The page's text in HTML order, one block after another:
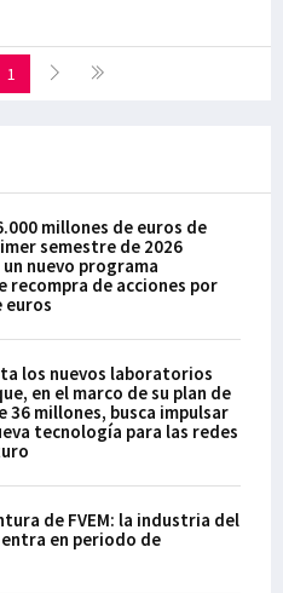
1
millones de euros de
semestre de 2026
nuevo programa
de acciones por
euros
los nuevos laboratorios
en el marco de su plan de
millones, busca impulsar
tecnología para las redes
de FVEM: la industria del
en periodo de